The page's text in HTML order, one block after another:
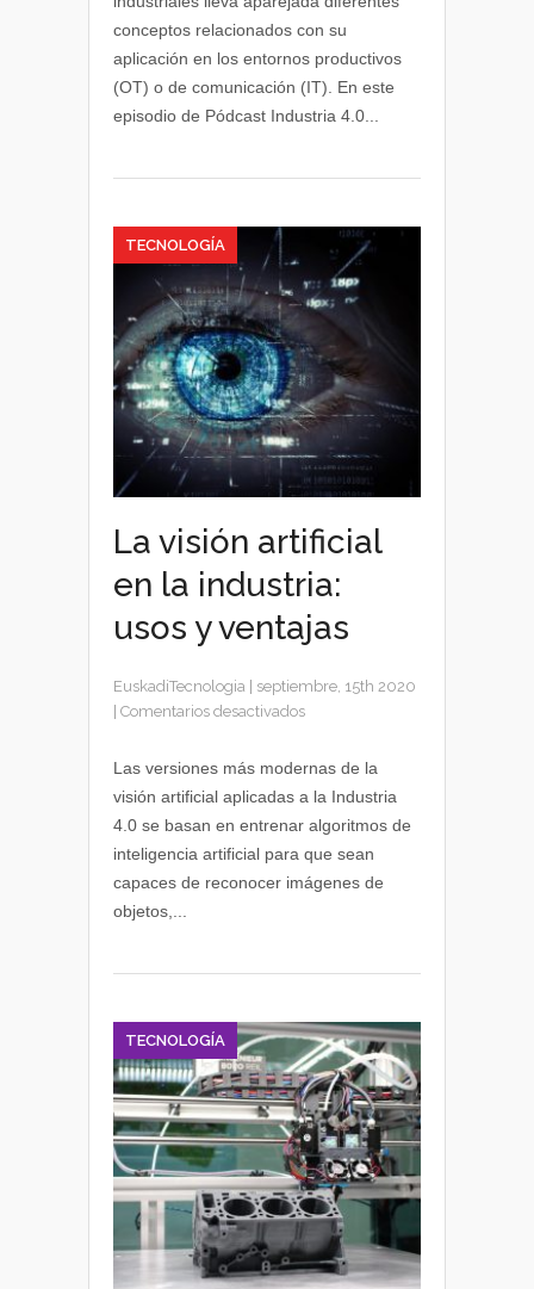
entornos
IT
y
OT
conceptos relacionados con su
aplicación en los entornos productivos
(OT) o de comunicación (IT). En este
episodio de Pódcast Industria 4.0...
TECNOLOGÍA
La visión artificial
en la industria:
usos y ventajas
EuskadiTecnologia
septiembre, 15th 2020
Comentarios desactivadosen
la
industria:
usos
Las versiones más modernas de la
visión artificial aplicadas a la Industria
4.0 se basan en entrenar algoritmos de
inteligencia artificial para que sean
capaces de reconocer imágenes de
objetos,...
TECNOLOGÍA